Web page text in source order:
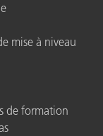
mise à niveau
de formation